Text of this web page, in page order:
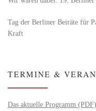
Tag der Berliner Beiräte für
Kraft
TERMINE &
Das aktuelle Programm (PDF)